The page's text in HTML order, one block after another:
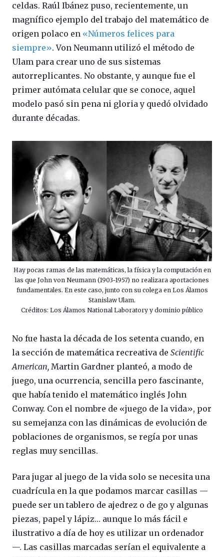
celdas. Raúl Ibánez puso, recientemente, un
magnífico ejemplo del trabajo del matemático de
origen polaco en «Números felices para
siempre». Von Neumann utilizó el método de
Ulam para crear uno de sus sistemas
autorreplicantes. No obstante, y aunque fue el
primer autómata celular que se conoce, aquel
modelo pasó sin pena ni gloria y quedó olvidado
durante décadas.
Hay pocas ramas de las matemáticas, la física y la computación en
las que John von Neumann (1903-1957) no realizara aportaciones
fundamentales. En este caso, junto con su colega en Los Álamos
Stanislaw Ulam.
Créditos: Los Álamos National Laboratory y dominio público
No fue hasta la década de los setenta cuando, en
la sección de matemática recreativa de Scientific
American, Martin Gardner planteó, a modo de
juego, una ocurrencia, sencilla pero fascinante,
que había tenido el matemático inglés John
Conway. Con el nombre de «juego de la vida», por
su semejanza con las dinámicas de evolución de
poblaciones de organismos, se regía por unas
reglas muy sencillas.
Para jugar al juego de la vida solo se necesita una
cuadrícula en la que podamos marcar casillas —
puede ser un tablero de ajedrez o de go y algunas
piezas, papel y lápiz… aunque lo más fácil e
ilustrativo a día de hoy es utilizar un ordenador
—. Las casillas marcadas serían el equivalente a